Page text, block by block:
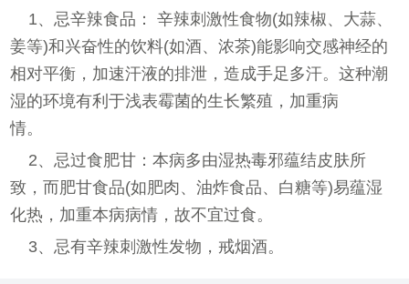
1、忌辛辣食品： 辛辣刺激性食物(如辣椒、大蒜、
姜等)和兴奋性的饮料(如酒、浓茶)能影响交感神经的
相对平衡，加速汗液的排泄，造成手足多汗。这种潮
湿的环境有利于浅表霉菌的生长繁殖，加重病
情。
2、忌过食肥甘：本病多由湿热毒邪蕴结皮肤所
致，而肥甘食品(如肥肉、油炸食品、白糖等)易蕴湿
化热，加重本病病情，故不宜过食。
3、忌有辛辣刺激性发物，戒烟酒。